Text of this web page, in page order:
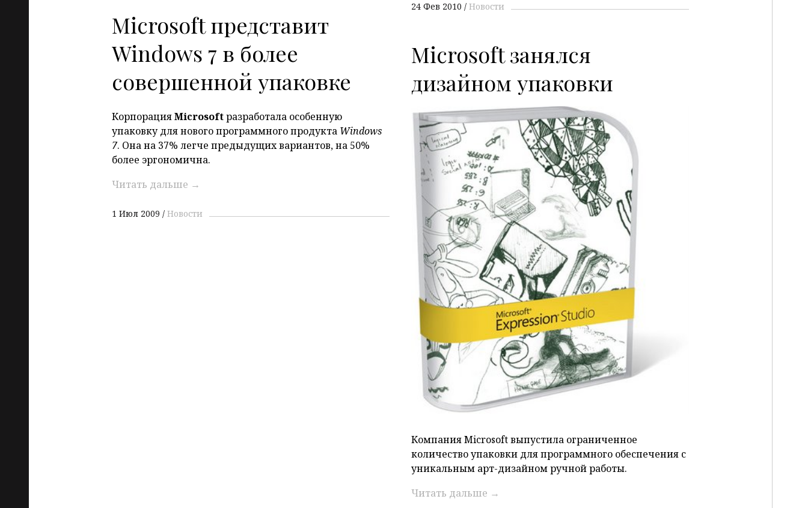
24 Фев 2010 Новости
Microsoft представит
Windows 7 в более
совершенной упаковке
КорпорацияMicrosoftразработала особенную
упаковку для нового программного продукта Windows
7. Она на 37% легче предыдущих вариантов, на 50%
более эргономична.
Читать дальше →
1 Июл 2009 Новости
Microsoft занялся
дизайном упаковки
P
Компания Microsoft выпустила ограниченное
количество упаковки для программного обеспечения с
уникальным арт-дизайном ручной работы.
Читать дальше →